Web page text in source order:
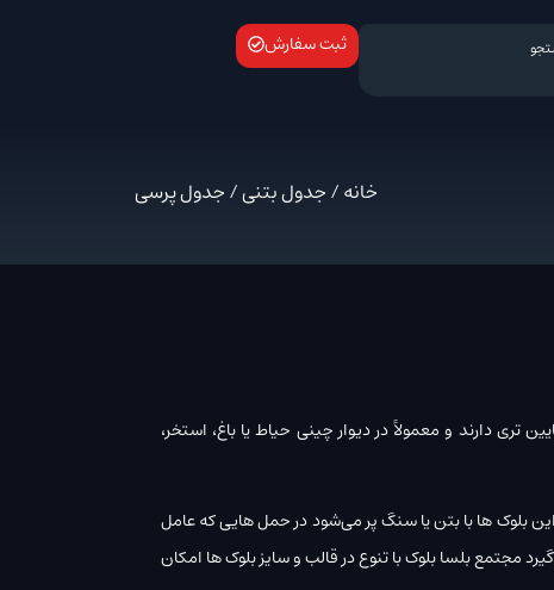
ثبت سفارش
خانه/جدول بتنی/ جدول پرسی
دارند و معمولاً در دیوار چینی حیاط یا باغ، استخر،
بلوک ها با بتن یا سنگ پر می‌شود در حمل هایی که عامل
مجتمع بلسا بلوک با تنوع در قالب و سایز بلوک ها امکان